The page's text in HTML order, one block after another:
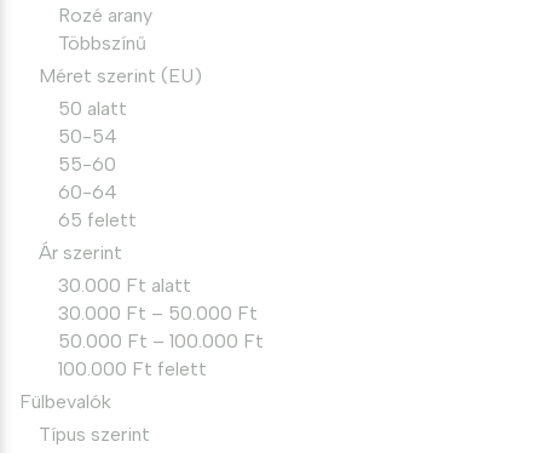
Rozé arany
Többszínű
Méret szerint (EU)
50 alatt
50-54
55-60
60-64
65 felett
Ár szerint
30.000 Ft alatt
30.000 Ft – 50.000 Ft
50.000 Ft – 100.000 Ft
100.000 Ft felett
Fülbevalók
Típus szerint